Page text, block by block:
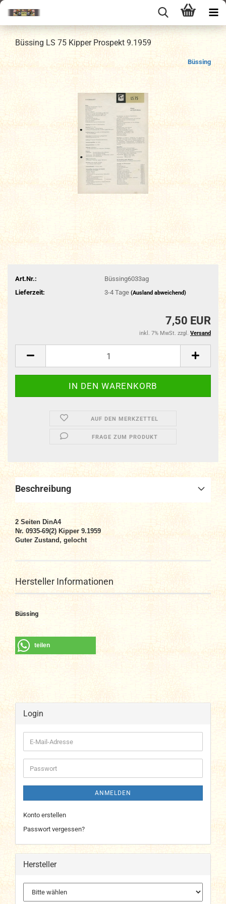
Büssing LS 75 Kipper Prospekt 9.1959
Büssing
Art.Nr.:
Büssing6033ag
Lieferzeit:
3-4 Tage (Ausland abweichend)
7,50 EUR
inkl. 7% MwSt. zzgl. Versand
AUF DEN MERKZETTEL
FRAGE ZUM PRODUKT
Beschreibung
2 Seiten DinA4
Nr. 0935-69(2) Kipper 9.1959
Guter Zustand, gelocht
Hersteller Informationen
Büssing
teilen
Login
E-
Mail-
Adresse
Passwort
ANMELDEN
Konto erstellen
Passwort vergessen?
Hersteller